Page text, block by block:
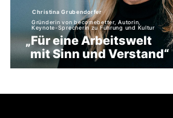
„Für eine Arbeitswelt
mit Sinn und Verstand“
Gründerin von becomebetter, Autorin,
Keynote-Sprecherin zu Führung und Kultur
Christina Grubendorfer